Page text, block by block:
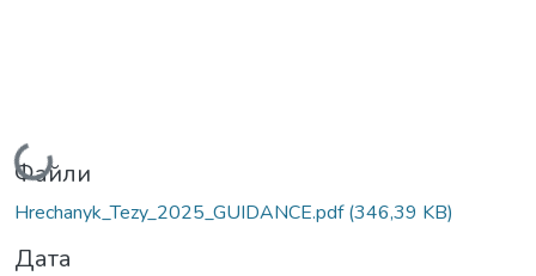
Вантажиться...
Файли
Hrechanyk_Tezy_2025_GUIDANCE.pdf(346,39 KB)
Дата